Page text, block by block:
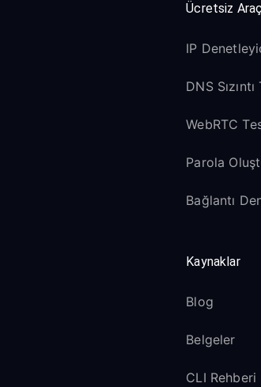
Ücretsiz
IP
DNS
WebRTC
Parola
Bağlantı
Kaynaklar
Blog
Belgeler
CLI Rehberi